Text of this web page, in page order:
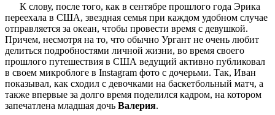
К слову, после того, как в сентябре прошлого года Эрика
переехала в США, звездная семья при каждом удобном случае
отправляется за океан, чтобы провести время с девушкой.
Причем, несмотря на то, что обычно Ургант не очень любит
делиться подробностями личной жизни, во время своего
прошлого путешествия в США ведущий активно публиковал
в своем микроблоге в Instagram фото с дочерьми. Так, Иван
показывал, как сходил с девочками на баскетбольный матч, а
также впервые за долго время поделился кадром, на котором
запечатлена младшая дочь Валерия.